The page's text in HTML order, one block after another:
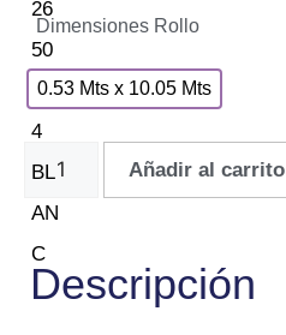
Dimensiones Rollo
0.53 Mts x 10.05 Mts
Añadir al carrito
Descripción